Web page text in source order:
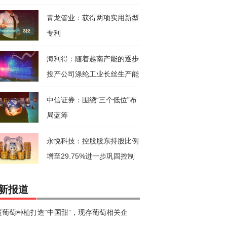
青龙管业：获得两项实用新型
专利
海利得：随着越南产能的逐步
投产公司涤纶工业长丝生产能
中信证券：围绕“三个低位”布
局蓝筹
永悦科技：控股股东持股比例
增至29.75%进一步巩固控制
报道
葡萄种植打造“中国甜”，现存葡萄相关企